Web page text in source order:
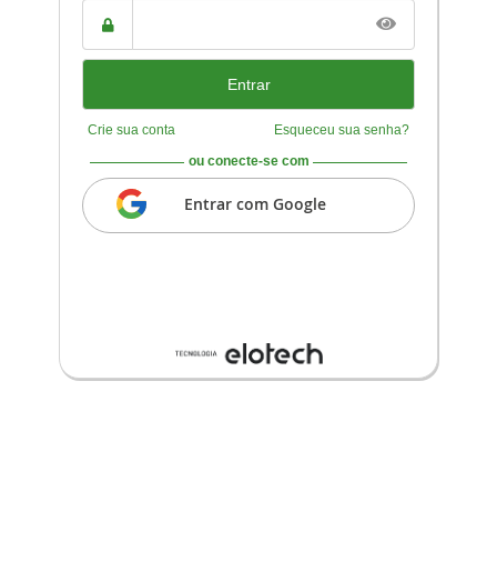
CNPJ
Senha
Crie sua conta Esqueceu sua senha?
ou conecte-se com